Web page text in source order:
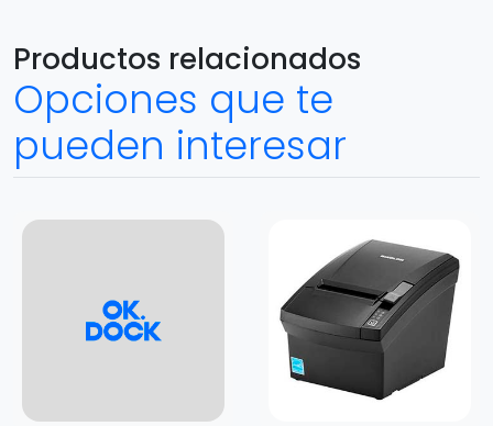
Productos relacionados
Opciones que te
pueden interesar